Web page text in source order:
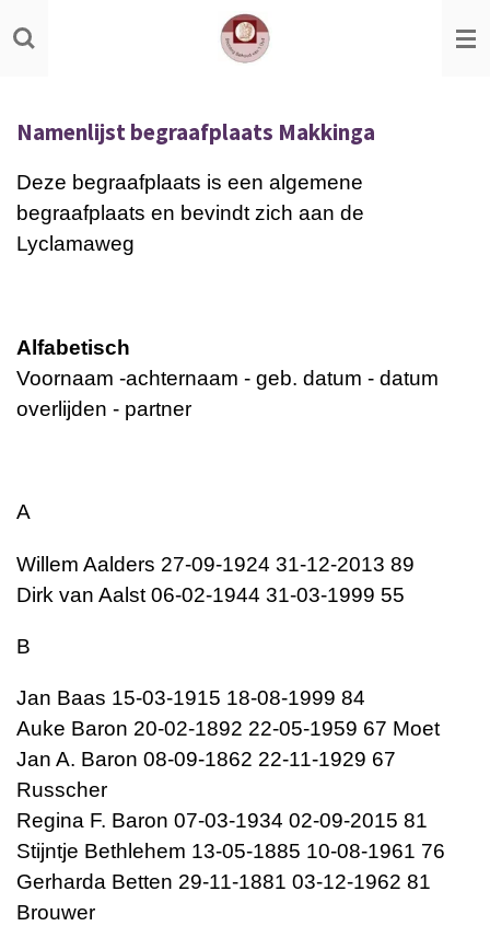
Ga
direct
hoofdinhoud
Namenlijst begraafplaats Makkinga
Deze begraafplaats is een algemene
begraafplaats en bevindt zich aan de
Lyclamaweg
Alfabetisch
Voornaam -achternaam - geb. datum - datum
overlijden - partner
A
Willem Aalders 27-09-1924 31-12-2013 89
Dirk van Aalst 06-02-1944 31-03-1999 55
B
Jan Baas 15-03-1915 18-08-1999 84
Auke Baron 20-02-1892 22-05-1959 67 Moet
Jan A. Baron 08-09-1862 22-11-1929 67
Russcher
Regina F. Baron 07-03-1934 02-09-2015 81
Stijntje Bethlehem 13-05-1885 10-08-1961 76
Gerharda Betten 29-11-1881 03-12-1962 81
Brouwer